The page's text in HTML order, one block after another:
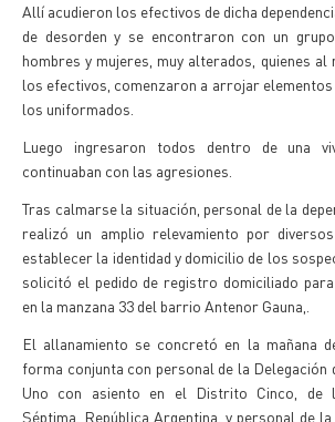
Allí acudieron los efectivos de dicha
de desorden y se encontraron con un
hombres y mujeres, muy alterados, quienes
los efectivos, comenzaron a arrojar
los uniformados.
Luego ingresaron todos dentro de una
continuaban con las agresiones.
Tras calmarse la situación, personal de la
realizó un amplio relevamiento por
establecer la identidad y domicilio de los
solicitó el pedido de registro domiciliado para
en la manzana 33 del barrio Antenor Gauna,.
El allanamiento se concretó en la mañana
forma conjunta con personal de la Delegación
Uno con asiento en el Distrito Cinco, de
Séptima, República Argentina, y personal de